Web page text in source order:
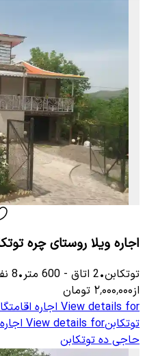
اجاره ویلا روستای چره
توتكابن•
2 اتاق -
600 متر•
8
از۲٬۰۰۰٬۰۰۰ تومان
View details for اجاره
توتکابنView details for
حاجی ده توتکابن